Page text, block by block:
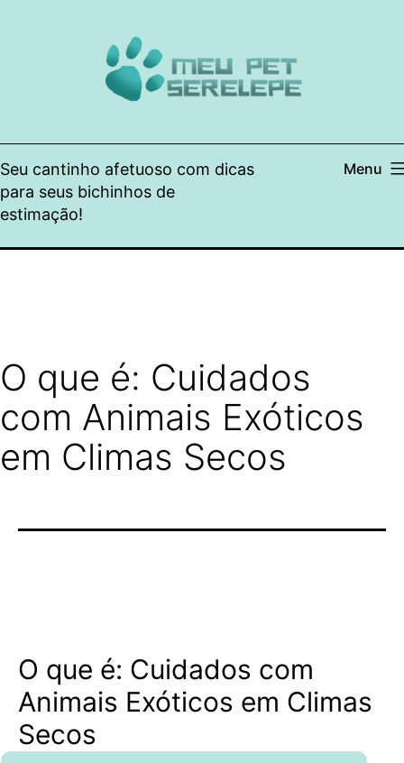
Seu cantinho afetuoso com dicas
para seus bichinhos de
estimação!
Menu
O que é: Cuidados
com Animais Exóticos
em Climas Secos
O que é: Cuidados com
Animais Exóticos em Climas
Secos